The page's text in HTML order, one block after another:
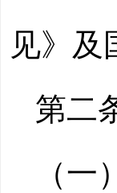
见》
第二
（